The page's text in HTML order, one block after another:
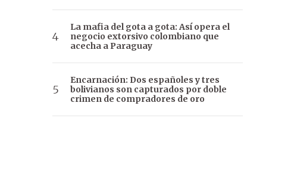
La mafia del gota a gota: Así opera el
negocio extorsivo colombiano que
acecha a Paraguay
Encarnación: Dos españoles y tres
bolivianos son capturados por doble
crimen de compradores de oro